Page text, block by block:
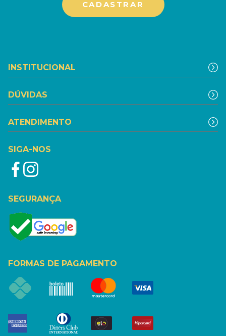
INSTITUCIONAL
DÚVIDAS
ATENDIMENTO
SIGA-NOS
SEGURANÇA
FORMAS DE PAGAMENTO